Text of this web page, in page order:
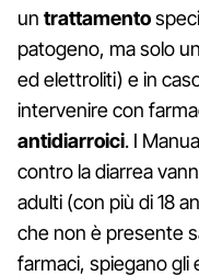
un trattamento
patogeno, ma solo
ed elettroliti) e in
intervenire con
antidiarroici. I
contro la diarrea
adulti (con più di 18
che non è presente
farmaci, spiegano